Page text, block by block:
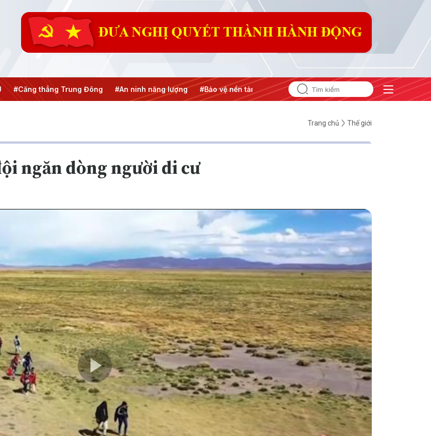
Trung Đông #An ninh năng lượng #Bảo vệ nền tảng tư tưởng của Đảng #Hội nghị Trung ương 3
Trang chủ Thế giới
ngăn dòng người di cư
Play
Video